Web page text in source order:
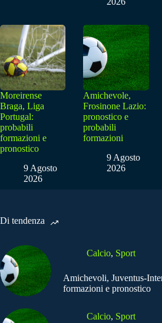
Moreirense
Braga, Liga
Portugal:
probabili
formazioni e
pronostico
9 Agosto
2026
Amichevole,
Frosinone Lazio:
pronostico e
probabili
formazioni
9 Agosto
2026
Di tendenza
Calcio, Sport
Amichevoli, Juventus-
formazioni e pronostico
Calcio, Sport